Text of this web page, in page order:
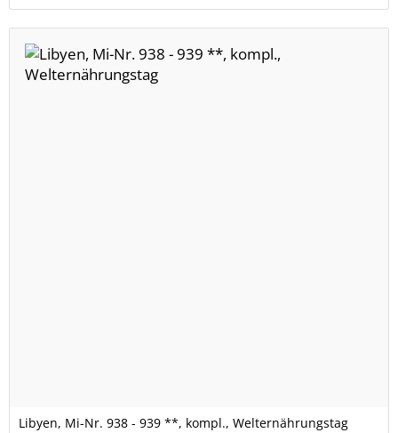
Libyen, Mi-Nr. 938 - 939 **, kompl., Welternährungstag